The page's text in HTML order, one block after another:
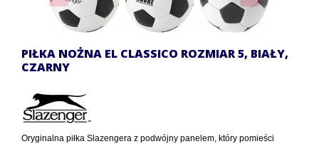
PIŁKA NOŻNA EL CLASSICO ROZMIAR 5, BIAŁY,
CZARNY
Oryginalna piłka Slazengera z podwójny panelem, który pomieści